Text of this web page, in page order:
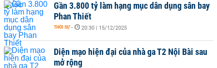
Gần 3.800 tỷ làm hạng mục dân dụng sân bay
Phan Thiết
THỜI SỰ - 20:30 | 15/12/2025
Diện mạo hiện đại của nhà ga T2 Nội Bài sau
mở rộng